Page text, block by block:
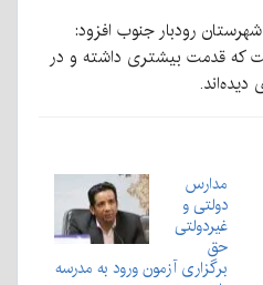
شهرستان رودبار جنوب افزود:
که قدمت بیشتری داشته و در
مدارس
دولتی و
غیردولتی
حق
برگزاری آزمون ورود به مدرسه